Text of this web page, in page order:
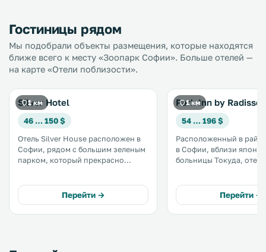
Гостиницы рядом
Мы подобрали объекты размещения, которые находятся
ближе всего к месту «Зоопарк Софии». Больше отелей —
на карте «Отели поблизости».
1 км
Silver Hotel
46 … 150 $
Отель Silver House расположен в
Софии, рядом с большим зеленым
парком, который прекрасно
расположены в 7 минутах езды, а
Международный экспоцентр — в
10 минутах езды от отеля. .
Перейти →
1 км
Park Inn by
54 … 196 $
Расположенный в
в Софии, вблизи
больницы Токуда,
балконом иПерейти →